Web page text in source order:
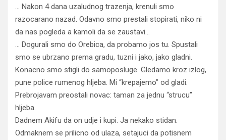
… Nakon 4 dana uzaludnog trazenja, krenuli smo
razocarano nazad. Odavno smo prestali stopirati, niko ni
da nas pogleda a kamoli da se zaustavi…
… Dogurali smo do Orebica, da probamo jos tu. Spustali
smo se ubrzano prema gradu, tuzni i jako, jako gladni.
Konacno smo stigli do samoposluge. Gledamo kroz izlog,
pune police rumenog hljeba. Mi “krepajemo” od gladi.
Prebrojavam preostali novac: taman za jednu “strucu”
hljeba.
Dadnem Akifu da on udje i kupi. Ja nekako stidan.
Odmaknem se prilicno od ulaza, setajuci da potisnem